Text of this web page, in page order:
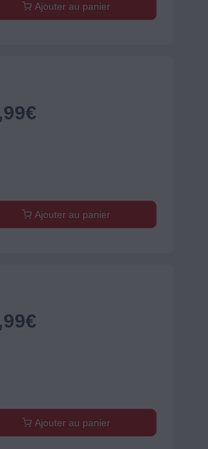
Ajouter au panier
€
Ajouter au panier
€
Ajouter au panier